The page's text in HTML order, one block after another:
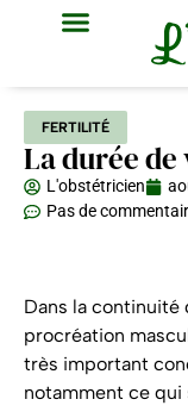
FERTILITÉ
La durée
L'obstétricien
Pas de
Dans la
procréation
très important
notamment ce qui